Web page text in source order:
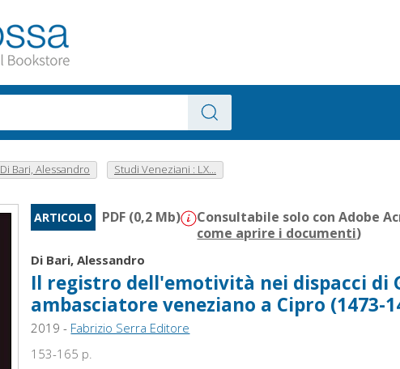
Di Bari, Alessandro Studi Veneziani : LX...
ARTICOLO PDF (0,2 Mb) Consultabile solo con Adobe
come aprire i documenti)
Di Bari, Alessandro
Il registro dell'emotività nei dispacci di
ambasciatore veneziano a Cipro (1473-
2019 - Fabrizio Serra Editore
153-165 p.